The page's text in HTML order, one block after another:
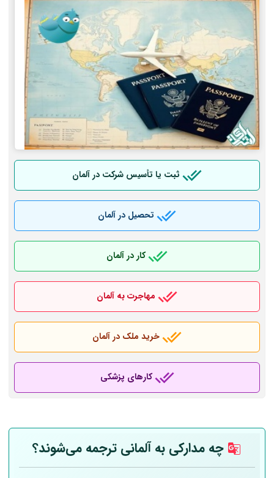
ثبت یا تأسیس شرکت در آلمان
تحصیل در آلمان
کار در آلمان
مهاجرت به آلمان
خرید ملک در آلمان
کارهای پزشکی
چه مدارکی بهآلمانی ترجمه می‌شوند؟